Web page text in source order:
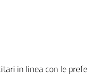
in linea con le